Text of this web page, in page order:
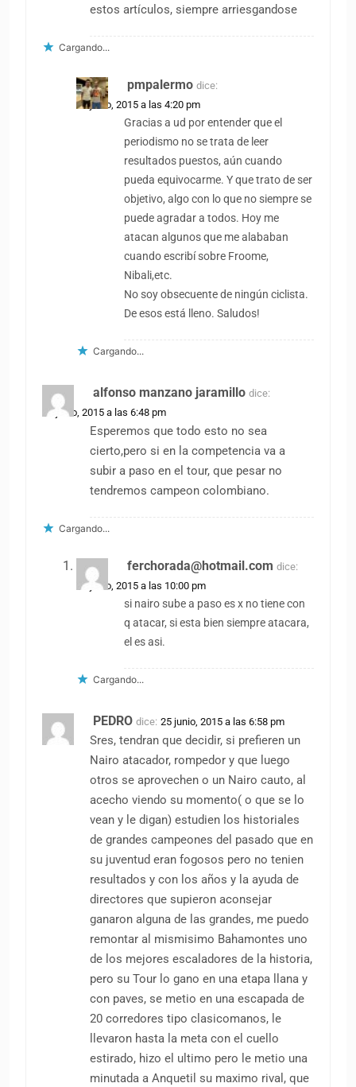
estos artículos, siempre arriesgandose
Cargando...
pmpalermo dice:
25 junio, 2015 a las 4:20 pm
Gracias a ud por entender que el
periodismo no se trata de leer
resultados puestos, aún cuando
pueda equivocarme. Y que trato de ser
objetivo, algo con lo que no siempre se
puede agradar a todos. Hoy me
atacan algunos que me alababan
cuando escribí sobre Froome,
Nibali,etc.
No soy obsecuente de ningún ciclista.
De esos está lleno. Saludos!
Cargando...
alfonso manzano jaramillo dice:
25 junio, 2015 a las 6:48 pm
Esperemos que todo esto no sea
cierto,pero si en la competencia va a
subir a paso en el tour, que pesar no
tendremos campeon colombiano.
Cargando...
ferchorada@hotmail.com dice:
25 junio, 2015 a las 10:00 pm
si nairo sube a paso es x no tiene con
q atacar, si esta bien siempre atacara,
el es asi.
Cargando...
PEDRO dice: 25 junio, 2015 a las 6:58 pm
Sres, tendran que decidir, si prefieren un
Nairo atacador, rompedor y que luego
otros se aprovechen o un Nairo cauto, al
acecho viendo su momento( o que se lo
vean y le digan) estudien los historiales
de grandes campeones del pasado que en
su juventud eran fogosos pero no tenien
resultados y con los años y la ayuda de
directores que supieron aconsejar
ganaron alguna de las grandes, me puedo
remontar al mismisimo Bahamontes uno
de los mejores escaladores de la historia,
pero su Tour lo gano en una etapa llana y
con paves, se metio en una escapada de
20 corredores tipo clasicomanos, le
llevaron hasta la meta con el cuello
estirado, hizo el ultimo pero le metio una
minutada a Anquetil su maximo rival, que